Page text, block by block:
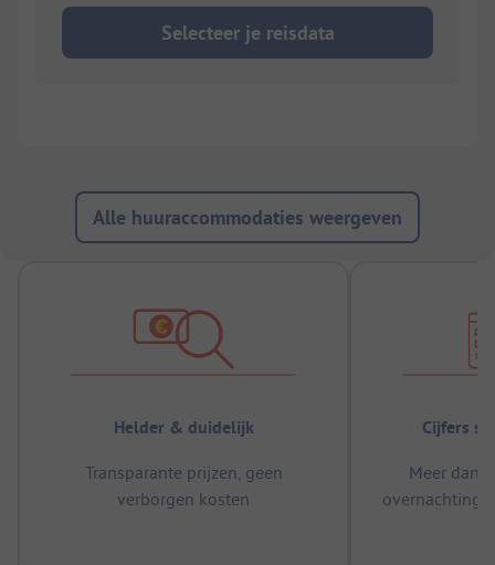
Selecteer je reisdata
Alle huuraccommodaties weergeven
Helder & duidelijk
Transparante prijzen, geen
verborgen kosten
Cijfers
Meer dan